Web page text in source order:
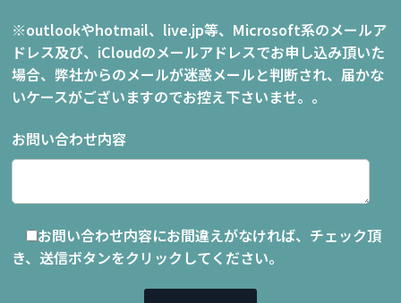
※outlookやhotmail、live.jp等、Microsoft系のメールア
ドレス及び、iCloudのメールアドレスでお申し込み頂いた
場合、弊社からのメールが迷惑メールと判断され、届かな
いケースがございますのでお控え下さいませ。。
お問い合わせ内容
お問い合わせ内容にお間違えがなければ、チェック頂
き、送信ボタンをクリックしてください。